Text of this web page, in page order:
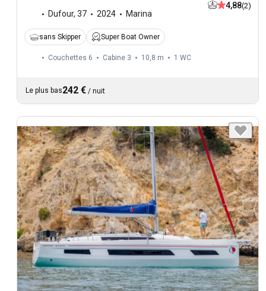
Dufour, 37 2024 Marina
4,88(2)
sans Skipper Super Boat Owner
Couchettes 6 Cabine 3 10,8 m 1 WC
Le plus bas242 € / nuit